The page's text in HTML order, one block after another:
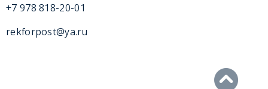
+7 978 818-20-01
rekforpost@ya.ru